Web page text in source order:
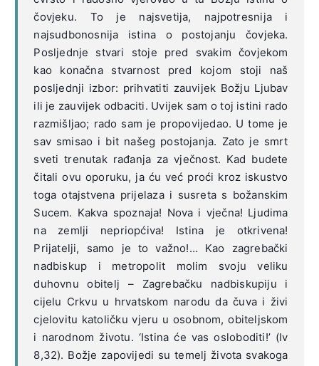
čovjeku. To je najsvetija, najpotresnija i
najsudbonosnija istina o postojanju čovjeka.
Posljednje stvari stoje pred svakim čovjekom
kao konačna stvarnost pred kojom stoji naš
posljednji izbor: prihvatiti zauvijek Božju Ljubav
ili je zauvijek odbaciti. Uvijek sam o toj istini rado
razmišljao; rado sam je propovijedao. U tome je
sav smisao i bit našeg postojanja. Zato je smrt
sveti trenutak rađanja za vječnost. Kad budete
čitali ovu oporuku, ja ću već proći kroz iskustvo
toga otajstvena prijelaza i susreta s božanskim
Sucem. Kakva spoznaja! Nova i vječna! Ljudima
na zemlji nepriopćiva! Istina je otkrivena!
Prijatelji, samo je to važno!… Kao zagrebački
nadbiskup i metropolit molim svoju veliku
duhovnu obitelj – Zagrebačku nadbiskupiju i
cijelu Crkvu u hrvatskom narodu da čuva i živi
cjelovitu katoličku vjeru u osobnom, obiteljskom
i narodnom životu. ‘Istina će vas osloboditi!’ (Iv
8,32). Božje zapovijedi su temelj života svakoga